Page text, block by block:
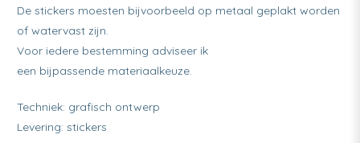
De stickers moesten bijvoorbeeld op metaal geplakt worden
of watervast zijn.
Voor iedere bestemming adviseer ik
een bijpassende materiaalkeuze.
Techniek: grafisch ontwerp
Levering: stickers